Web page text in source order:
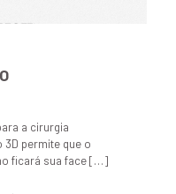
a cirurgia
permite que o
ficará sua face[…]